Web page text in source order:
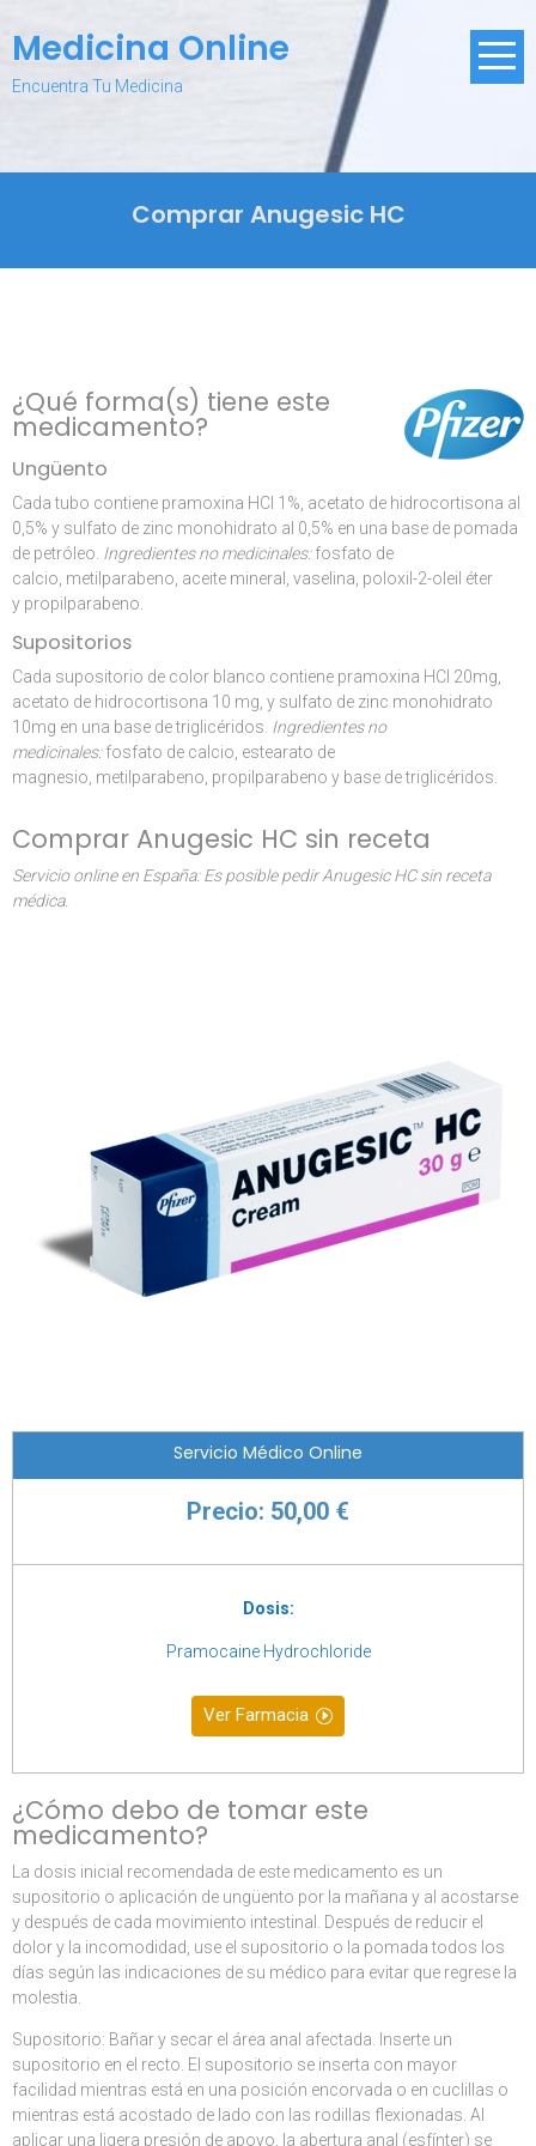
content
Medicina Online
Encuentra Tu Medicina
Comprar Anugesic HC
¿Qué forma(s) tiene este
medicamento?
Ungüento
Cada tubo contiene pramoxina HCl 1%, acetato de hidrocortisona al
0,5% y sulfato de zinc monohidrato al 0,5% en una base de pomada
de petróleo. Ingredientes no medicinales:fosfato de
calcio, metilparabeno, aceite mineral, vaselina, poloxil-2-oleil éter
y propilparabeno.
Supositorios
Cada supositorio de color blanco contiene pramoxina HCl 20mg,
acetato de hidrocortisona 10 mg, y sulfato de zinc monohidrato
10mg en una base de triglicéridos. Ingredientes no
medicinales:fosfato de calcio, estearato de
magnesio, metilparabeno, propilparabeno y base de triglicéridos.
Comprar Anugesic HC sin receta
Servicio online en España: Es posible pedir Anugesic HC sin receta
médica.
Servicio Médico Online
Precio: 50,00 €
Dosis:
Pramocaine Hydrochloride
Ver Farmacia
¿Cómo debo de tomar este
medicamento?
La dosis inicial recomendada de este medicamento es un
supositorio o aplicación de ungüento por la mañana y al acostarse
y después de cada movimiento intestinal. Después de reducir el
dolor y la incomodidad, use el supositorio o la pomada todos los
días según las indicaciones de su médico para evitar que regrese la
molestia.
Supositorio: Bañar y secar el área anal afectada. Inserte un
supositorio en el recto. El supositorio se inserta con mayor
facilidad mientras está en una posición encorvada o en cuclillas o
mientras está acostado de lado con las rodillas flexionadas. Al
aplicar una ligera presión de apoyo, la abertura anal (esfínter) se